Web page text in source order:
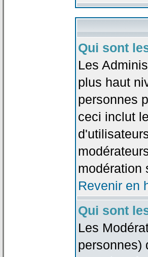
Qui sont
Les
plus haut
personnes
ceci inclut
modération
Revenir en
Qui sont
Les
personnes)